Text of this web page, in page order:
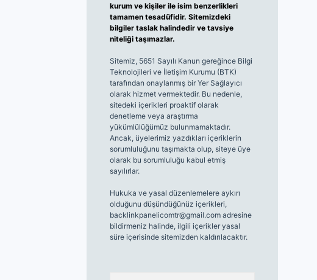
kurum ve kişiler ile isim benzerlikleri
tamamen tesadüfidir. Sitemizdeki
bilgiler taslak halindedir ve tavsiye
niteliği taşımazlar.
Sitemiz, 5651 Sayılı Kanun gereğince Bilgi
Teknolojileri ve İletişim Kurumu (BTK)
tarafından onaylanmış bir Yer Sağlayıcı
olarak hizmet vermektedir. Bu nedenle,
sitedeki içerikleri proaktif olarak
denetleme veya araştırma
yükümlülüğümüz bulunmamaktadır.
Ancak, üyelerimiz yazdıkları içeriklerin
sorumluluğunu taşımakta olup, siteye üye
olarak bu sorumluluğu kabul etmiş
sayılırlar.
Hukuka ve yasal düzenlemelere aykırı
olduğunu düşündüğünüz içerikleri,
backlinkpanelicomtr@gmail.comadresine
bildirmeniz halinde, ilgili içerikler yasal
süre içerisinde sitemizden kaldırılacaktır.